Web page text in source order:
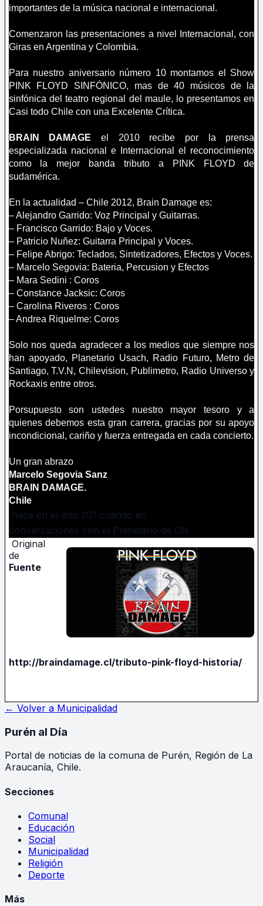
importantes de la música nacional e internacional.
Comenzaron las presentaciones a nivel Internacional, con
Giras en Argentina y Colombia.
Para nuestro aniversario número 10 montamos el Show
PINK FLOYD SINFÓNICO, mas de 40 músicos de la
sinfónica del teatro regional del maule, lo presentamos en
Casi todo Chile con una Excelente Crítica.
BRAIN DAMAGE el 2010 recibe por la prensa
especializada nacional e Internacional el reconocimiento
como la mejor banda tributo a PINK FLOYD de
sudamérica.
En la actualidad – Chile 2012, Brain Damage es:
– Alejandro Garrido: Voz Principal y Guitarras.
– Francisco Garrido: Bajo y Voces.
– Patricio Nuñez: Guitarra Principal y Voces.
– Felipe Abrigo: Teclados, Sintetizadores, Efectos y Voces.
– Marcelo Segovia: Bateria, Percusion y Efectos
– Mara Sedini : Coros
– Constance Jacksic: Coros
– Carolina Riveros : Coros
– Andrea Riquelme: Coros
Solo nos queda agradecer a los medios que siempre nos
han apoyado, Planetario Usach, Radio Futuro, Metro de
Santiago, T.V.N, Chilevision, Publimetro, Radio Universo y
Rockaxis entre otros.
Porsupuesto son ustedes nuestro mayor tesoro y a
quienes debemos esta gran carrera, gracias por su apoyo
incondicional, cariño y fuerza entregada en cada concierto.
Un gran abrazo
Marcelo Segovia Sanz
BRAIN DAMAGE.
Chile
nace en el año 201 cuando en
conversaciones con el Planetario de Chi
Original
de
Fuente
http://braindamage.cl/tributo-pink-floyd-historia/
← Volver a Municipalidad
Purén al Día
Portal de noticias de la comuna de Purén, Región de La
Araucanía, Chile.
Secciones
Comunal
Educación
Social
Municipalidad
Religión
Deporte
Más